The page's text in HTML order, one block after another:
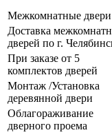
Межкомнатные двери
Доставка
дверей по г.
При заказе от 5
комплектов дверей
Монтаж /Установка
деревянной двери
Облагораживание
дверного проема